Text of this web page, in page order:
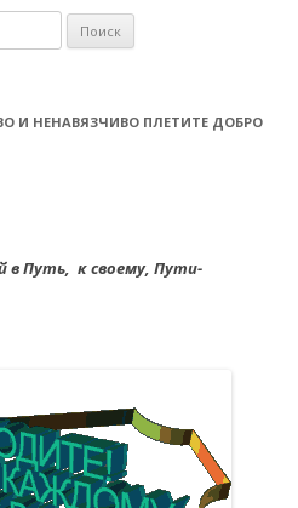
И НЕНАВЯЗЧИВО ПЛЕТИТЕ ДОБРО
в Путь, к своему, Пути-